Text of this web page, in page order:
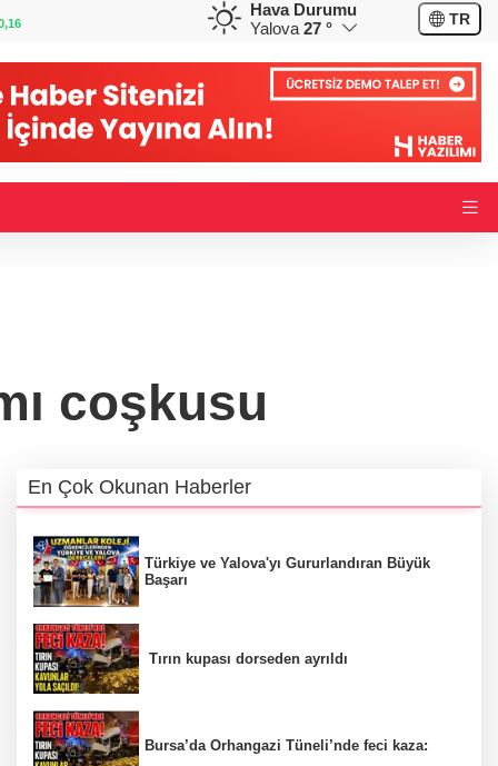
%0,07
CHF
58,6654
Hava Durumu
Yalova 27 ° TR
coşkusu
En Çok Okunan Haberler
Türkiye ve Yalova'yı Gururlandıran Büyük
Başarı
Tırın kupası dorseden ayrıldı
Bursa’da Orhangazi Tüneli’nde feci kaza: